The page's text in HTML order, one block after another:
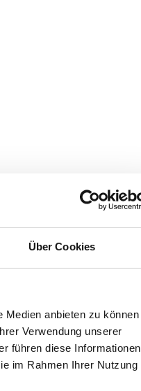
Über Cookies
Medien anbieten zu können
Verwendung unserer
führen diese Informationen
im Rahmen Ihrer Nutzung